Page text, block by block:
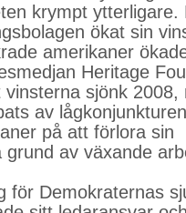
krympt ytterligare.
ökat sin
amerikaner
Heritage
sjönk 2008,
av
på att förlora sin
av växande
för Demokraternas